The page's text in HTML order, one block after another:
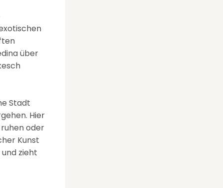
über
Stadt
Hier
oder
Kunst
zieht